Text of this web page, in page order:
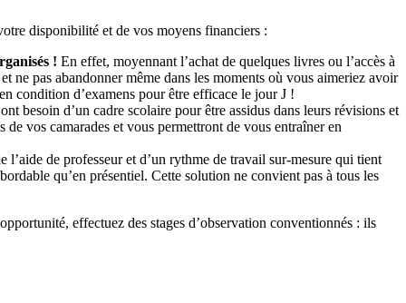
disponibilité et de vos moyens financiers :
! En effet, moyennant l’achat de quelques livres ou l’accès à
ne pas abandonner même dans les moments où vous aimeriez avoir
condition d’examens pour être efficace le jour J !
besoin d’un cadre scolaire pour être assidus dans leurs révisions et
vos camarades et vous permettront de vous entraîner en
l’aide de professeur et d’un rythme de travail sur-mesure qui tient
qu’en présentiel. Cette solution ne convient pas à tous les
effectuez des stages d’observation conventionnés : ils